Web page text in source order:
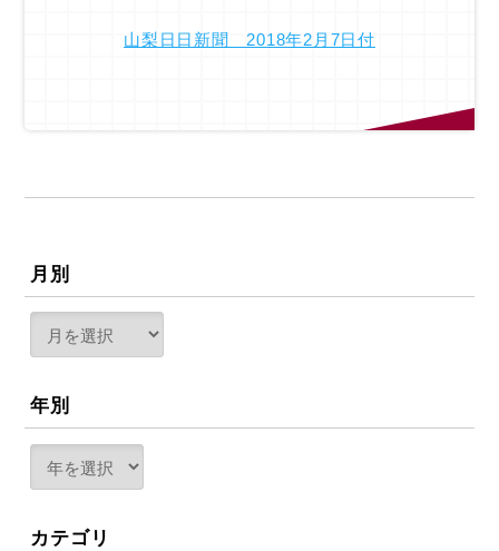
山梨日日新聞 2018年2月7日付
月別
年別
カテゴリ